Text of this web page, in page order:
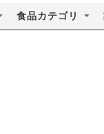
食品カテゴリ